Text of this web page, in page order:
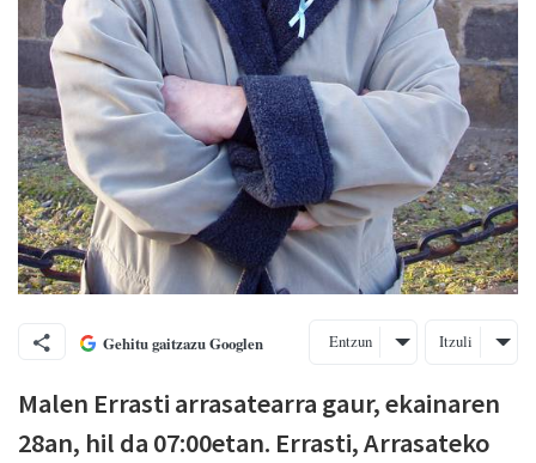
Gehitu gaitzazu Googlen Entzun Itzuli
Malen Errasti arrasatearra gaur, ekainaren
28an, hil da 07:00etan. Errasti, Arrasateko